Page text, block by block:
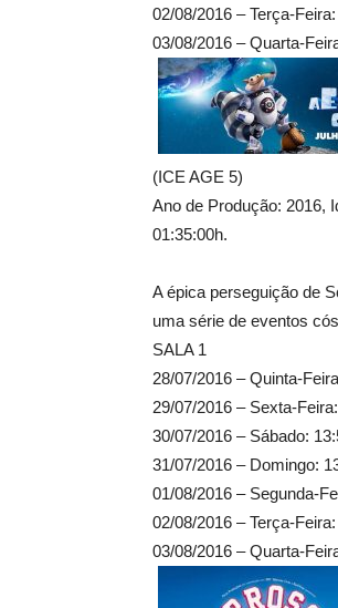
02/08/2016 – Terça-
03/08/2016 – Quarta-
(ICE AGE 5)
Ano de Produção: 2016,
01:35:00h.
A épica perseguição de
uma série de eventos
SALA 1
28/07/2016 – Quinta-
29/07/2016 – Sexta-
30/07/2016 – Sábado:
31/07/2016 – Domingo:
01/08/2016 – Segunda-
02/08/2016 – Terça-
03/08/2016 – Quarta-